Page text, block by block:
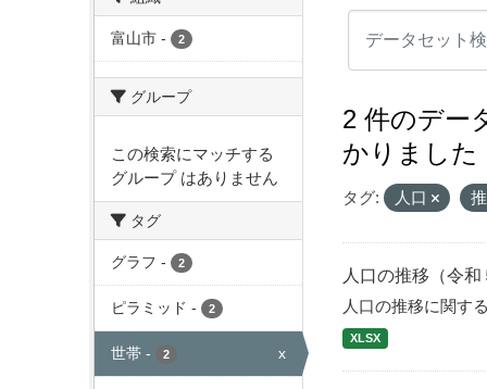
富山市 - 2
グループ
この検索にマッチする
グループ はありません
タグ
グラフ - 2
ピラミッド - 2
世帯 - 2 x
2 件のデー
かりました
タグ: 人口
人口の推移（令和
人口の推移に関す
XLSX